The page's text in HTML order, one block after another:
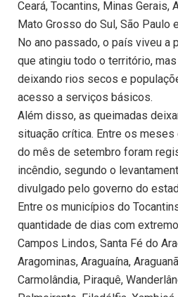
Ceará, Tocantins, Minas Gerais,
Mato Grosso do Sul, São Paulo
No ano passado, o país viveu a
que atingiu todo o território,
deixando rios secos e
acesso a serviços básicos.
Além disso, as queimadas
situação crítica. Entre os
do mês de setembro foram
incêndio, segundo o
divulgado pelo governo do
Entre os municípios do
quantidade de dias com
Campos Lindos, Santa Fé do
Aragominas, Araguaína,
Carmolândia, Piraquê,